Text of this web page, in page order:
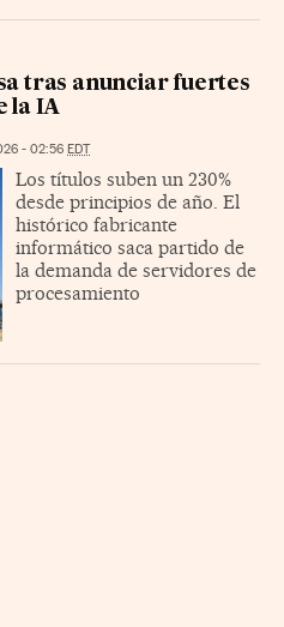
tras anunciar fuertes
la IA
- 02:56 EDT
Los títulos suben un 230%
desde principios de año. El
histórico fabricante
informático saca partido de
la demanda de servidores de
procesamiento